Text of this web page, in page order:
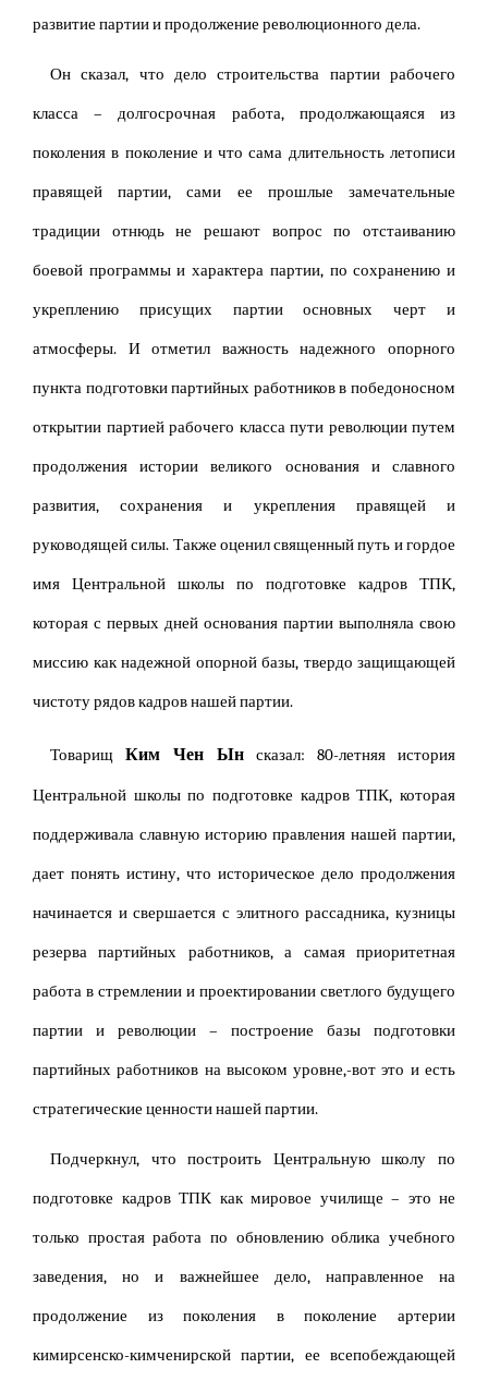
развитие партии и продолжение революционного дела.
Он сказал, что дело строительства партии рабочего
класса – долгосрочная работа, продолжающаяся из
поколения в поколение и что сама длительность летописи
правящей партии, сами ее прошлые замечательные
традиции отнюдь не решают вопрос по отстаиванию
боевой программы и характера партии, по сохранению и
укреплению присущих партии основных черт и
атмосферы. И отметил важность надежного опорного
пункта подготовки партийных работников в победоносном
открытии партией рабочего класса пути революции путем
продолжения истории великого основания и славного
развития, сохранения и укрепления правящей и
руководящей силы. Также оценил священный путь и гордое
имя Центральной школы по подготовке кадров ТПК,
которая с первых дней основания партии выполняла свою
миссию как надежной опорной базы, твердо защищающей
чистоту рядов кадров нашей партии.
Товарищ Ким Чен Ын сказал: 80-летняя история
Центральной школы по подготовке кадров ТПК, которая
поддерживала славную историю правления нашей партии,
дает понять истину, что историческое дело продолжения
начинается и свершается с элитного рассадника, кузницы
резерва партийных работников, а самая приоритетная
работа в стремлении и проектировании светлого будущего
партии и революции – построение базы подготовки
партийных работников на высоком уровне,-вот это и есть
стратегические ценности нашей партии.
Подчеркнул, что построить Центральную школу по
подготовке кадров ТПК как мировое училище – это не
только простая работа по обновлению облика учебного
заведения, но и важнейшее дело, направленное на
продолжение из поколения в поколение артерии
кимирсенско-кимченирской партии, ее всепобеждающей